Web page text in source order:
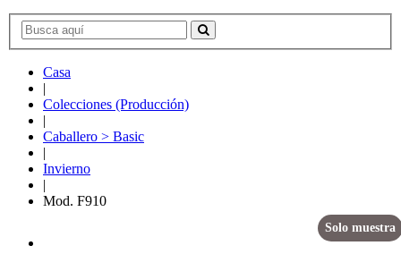
Casa
|
Colecciones (Producción)
|
Caballero > Basic
|
Invierno
|
Mod. F910
Solo muestra